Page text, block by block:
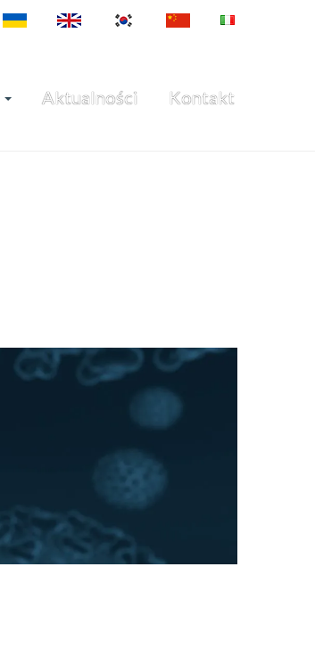
Aktualności Kontakt